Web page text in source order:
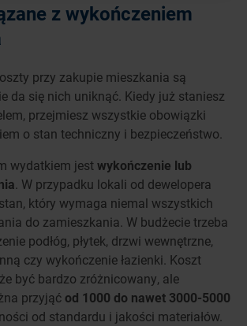
z wykończeniem
przy zakupie mieszkania są
da się nich uniknąć. Kiedy już staniesz
przejmiesz wszystkie obowiązki
o stan techniczny i bezpieczeństwo.
wydatkiem jestwykończenie lub
. W przypadku lokali od dewelopera
który wymaga niemal wszystkich
do zamieszkania. W budżecie trzeba
podłóg, płytek, drzwi wewnętrzne,
czy wykończenie łazienki. Koszt
być bardzo zróżnicowany, ale
przyjąć od 1000 do nawet 3000-5000
od standardu i jakości materiałów.